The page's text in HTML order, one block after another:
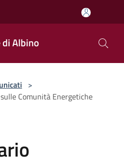
di Albino
>
Comunità Energetiche